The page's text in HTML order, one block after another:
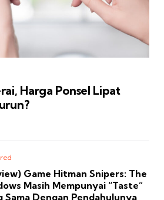
Harga Ponsel Lipat
Game Hitman Snipers: The
Masih Mempunyai “Taste”
Sama Dengan Pendahulunya